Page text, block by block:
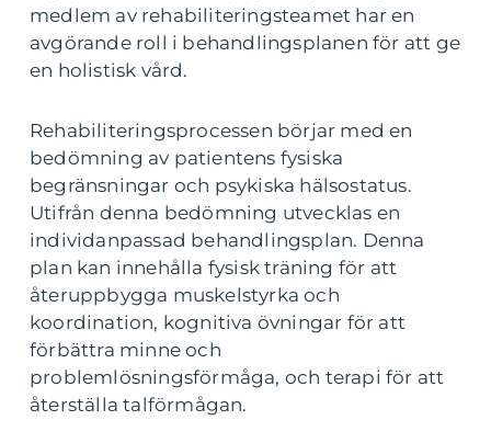
medlem av rehabiliteringsteamet har en
avgörande roll i behandlingsplanen för att ge
en holistisk vård.
Rehabiliteringsprocessen börjar med en
bedömning av patientens fysiska
begränsningar och psykiska hälsostatus.
Utifrån denna bedömning utvecklas en
individanpassad behandlingsplan. Denna
plan kan innehålla fysisk träning för att
återuppbygga muskelstyrka och
koordination, kognitiva övningar för att
förbättra minne och
problemlösningsförmåga, och terapi för att
återställa talförmågan.